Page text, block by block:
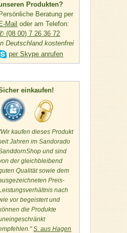
Produkten?
Persönliche Beratung per
E-Mail oder am Telefon:
(08 00) 7 26 36 72
Deutschland kostenfrei
per Skype anrufen
einkaufen!
kaufen dieses Produkt
Jahren im Sandorado
und sind
der gleichbleibend
Qualität sowie dem
Preis-
nach
vor begeistert und
die Produkte
S. aus Hagen